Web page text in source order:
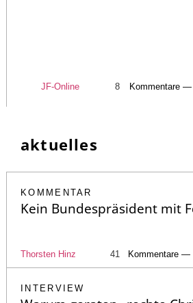
JF-Online 8 Kommentare
aktuelles
KOMMENTAR
Kein Bundespräsident mit
Thorsten Hinz 41 Kommentare —
INTERVIEW